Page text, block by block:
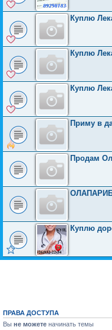
Куплю
Куплю
Куплю
Приму в
Продам
Куплю
ПРАВА ДОСТУПА
Вы не можете начинать темы